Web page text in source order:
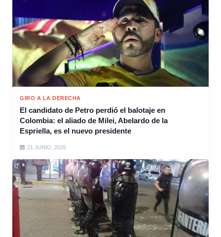
GIRO A LA DERECHA
El candidato de Petro perdió el balotaje en
Colombia: el aliado de Milei, Abelardo de la
Espriella, es el nuevo presidente
21 JUNIO, 2026